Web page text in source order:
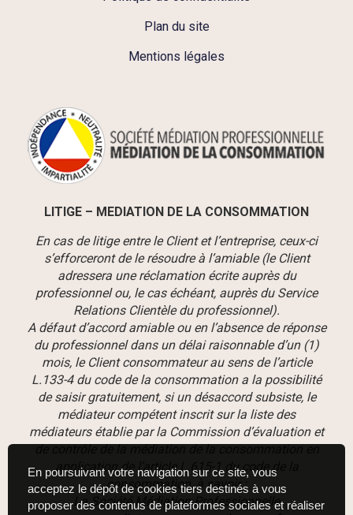
Plan du site
Mentions légales
LITIGE – MEDIATION DE LA CONSOMMATION
En cas de litige entre le Client et l’entreprise, ceux-ci
s’efforceront de le résoudre à l’amiable (le Client
adressera une réclamation écrite auprès du
professionnel ou, le cas échéant, auprès du Service
Relations Clientèle du professionnel).
A défaut d’accord amiable ou en l’absence de réponse
du professionnel dans un délai raisonnable d’un (1)
mois, le Client consommateur au sens de l’article
L.133-4 du code de la consommation a la possibilité
de saisir gratuitement, si un désaccord subsiste, le
médiateur compétent inscrit sur la liste des
médiateurs établie par la Commission d’évaluation et
de contrôle de la médiation de la consommation en
application de l’article L.615-1 du code de la
consommation, à savoir :
La Société Médiation Professionnelle
En poursuivant votre navigation sur ce site, vous
acceptez le dépôt de cookies tiers destinés à vous
proposer des contenus de plateformes sociales et réaliser